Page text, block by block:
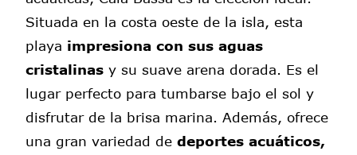
Situada en la costa oeste de la isla, esta
playa impresiona con sus aguas
cristalinas y su suave arena dorada. Es el
lugar perfecto para tumbarse bajo el sol y
disfrutar de la brisa marina. Además, ofrece
una gran variedad dedeportes acuáticos,